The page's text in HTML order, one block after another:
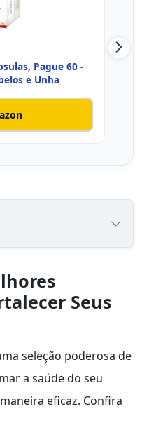
Pague 60 -
e Unha
Seus
seleção poderosa de
a saúde do seu
eficaz. Confira